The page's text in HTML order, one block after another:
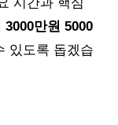
3000만원 5000
있도록 돕겠습